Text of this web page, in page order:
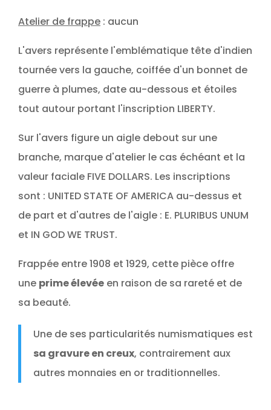
Atelier de frappe : aucun
L'avers représente l'emblématique tête d'indien
tournée vers la gauche, coiffée d'un bonnet de
guerre à plumes, date au-dessous et étoiles
tout autour portant l'inscription LIBERTY.
Sur l'avers figure un aigle debout sur une
branche, marque d'atelier le cas échéant et la
valeur faciale FIVE DOLLARS. Les inscriptions
sont : UNITED STATE OF AMERICA au-dessus et
de part et d'autres de l'aigle : E. PLURIBUS UNUM
et IN GOD WE TRUST.
Frappée entre 1908 et 1929, cette pièce offre
une prime élevée en raison de sa rareté et de
sa beauté.
Une de ses particularités numismatiques est
sa gravure en creux, contrairement aux
autres monnaies en or traditionnelles.